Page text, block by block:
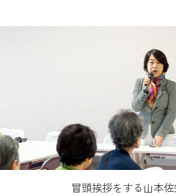
冒頭挨拶をする山本